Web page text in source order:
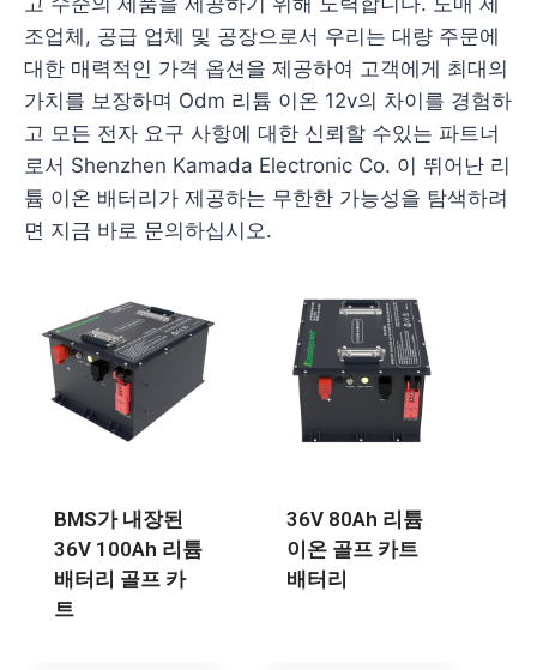
조업체, 공급 업체 및 공장으로서 우리는 대량 주문에
대한 매력적인 가격 옵션을 제공하여 고객에게 최대의
가치를 보장하며 Odm 리튬 이온 12v의 차이를 경험하
고 모든 전자 요구 사항에 대한 신뢰할 수있는 파트너
로서 Shenzhen Kamada Electronic Co. 이 뛰어난 리
튬 이온 배터리가 제공하는 무한한 가능성을 탐색하려
면 지금 바로 문의하십시오.
BMS가 내장된
36V 100Ah 리튬
배터리 골프 카
트
36V 80Ah 리튬
이온 골프 카트
배터리